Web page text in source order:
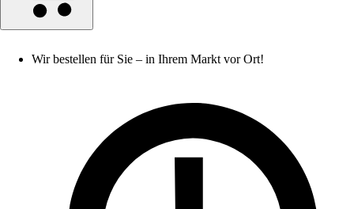
Wir bestellen für Sie – in Ihrem Markt vor Ort!